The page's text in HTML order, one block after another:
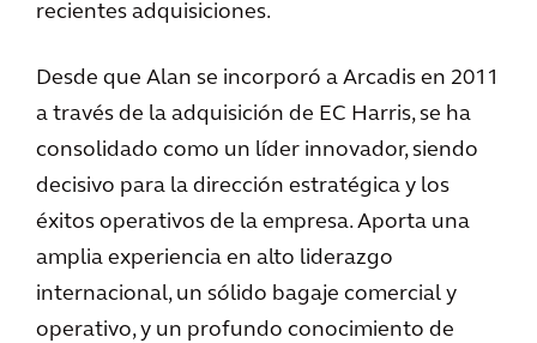
recientes adquisiciones.
Desde que Alan se incorporó a Arcadis en 2011
a través de la adquisición de EC Harris, se ha
consolidado como un líder innovador, siendo
decisivo para la dirección estratégica y los
éxitos operativos de la empresa. Aporta una
amplia experiencia en alto liderazgo
internacional, un sólido bagaje comercial y
operativo, y un profundo conocimiento de